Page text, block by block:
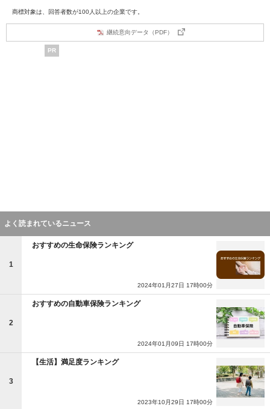
商標対象は、回答者数が100人以上の企業です。
継続意向データ（PDF）
PR
よく読まれているニュース
1
おすすめの生命保険ランキング
2024年01月27日 17時00分
2
おすすめの自動車保険ランキング
2024年01月09日 17時00分
3
【生活】満足度ランキング
2023年10月29日 17時00分